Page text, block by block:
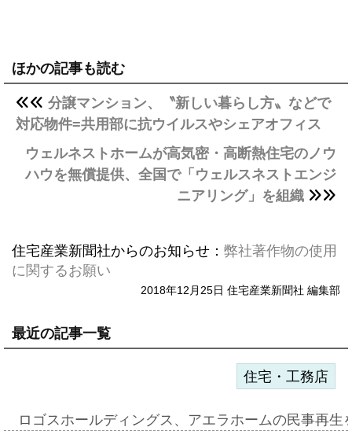
ほかの記事も読む
分譲マンション、〝新しい暮らし方〟などで
対応物件=共用部に抗ウイルスやシェアオフィス
ウェルネストホームが高気密・高断熱住宅のノウ
ハウを無償提供、全国で「ウェルスネストエンジ
ニアリング」を組織
住宅産業新聞社からのお知らせ： 弊社著作物の使用
に関するお願い
2018年12月25日 住宅産業新聞社 編集部
最近の記事一覧
住宅・工務店
ロゴスホールディングス、アエラホームの民事再